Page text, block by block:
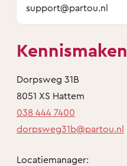
support@partou.nl
Kennismaken
Dorpsweg 31B
8051 XS Hattem
038 444 7400
dorpsweg31b@partou.nl
Locatiemanager: